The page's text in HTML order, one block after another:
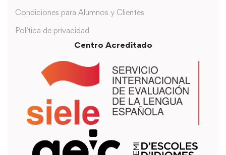
Condiciones para Alumnos y Clientes
Política de privacidad
Centro Acreditado